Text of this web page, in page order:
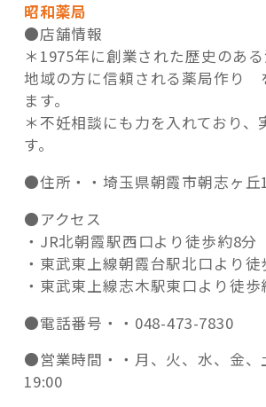
昭和薬局
●店舗情報
＊1975年に創業された歴史のある
地域の方に信頼される薬局作り
ます。
＊不妊相談にも力を入れており、
す。
●住所・・埼玉県朝霞市朝志ヶ
●アクセス
・JR北朝霞駅西口より徒歩約8分
・東武東上線朝霞台駅北口より徒
・東武東上線志木駅東口より徒歩
●電話番号・・ 048-473-7830
●営業時間・・ 月、火、水、金、
19:00